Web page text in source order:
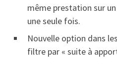
même prestation sur
une seule fois.
Nouvelle option dans
filtre par « suite à